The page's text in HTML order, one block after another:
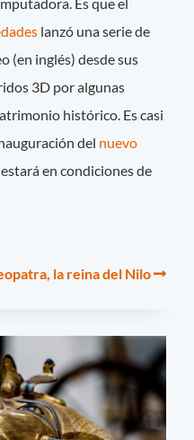
lanzó una serie de
(en inglés) desde sus
3D por algunas
histórico. Es casi
del nuevo
estará en condiciones de
la reina del Nilo